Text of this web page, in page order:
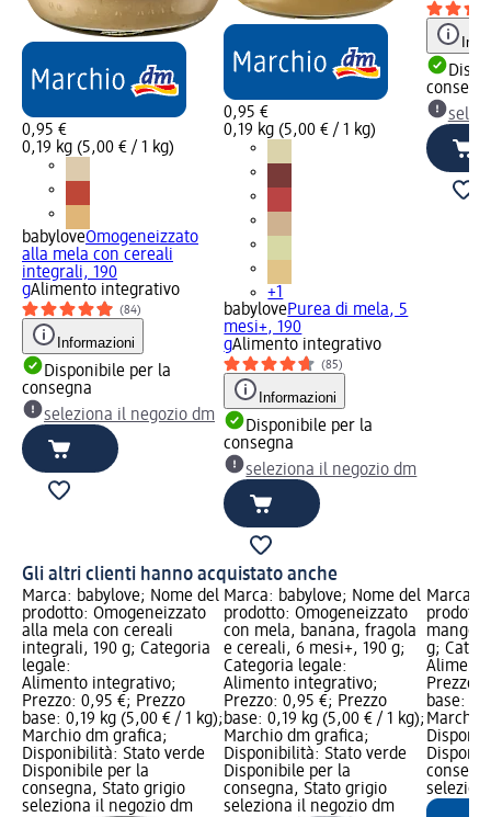
0,95 €
0,19 kg (5,00 € / 1 kg)
babyloveOmogeneizzato
alla mela con cereali
integrali, 190
gAlimento integrativo
(84)
Informazioni
Disponibile per la
consegna
seleziona il negozio dm
0,95 €
0,19 kg (5,00 € / 1 kg)
+1
babylovePurea di mela, 5
mesi+, 190
gAlimento integrativo
(85)
Informazioni
Disponibile per la
consegna
seleziona il negozio dm
Gli altri clienti hanno acquistato anche
Marca: babylove; Nome del
prodotto: Omogeneizzato
alla mela con cereali
integrali, 190 g; Categoria
legale:
Alimento integrativo;
Prezzo: 0,95 €; Prezzo
base: 0,19 kg (5,00 € / 1 kg);
Marchio dm grafica;
Disponibilità: Stato verde
Disponibile per la
consegna, Stato grigio
seleziona il negozio dm
Marca: babylove; Nome del
prodotto: Omogeneizzato
con mela, banana, fragola
e cereali, 6 mesi+, 190 g;
Categoria legale:
Alimento integrativo;
Prezzo: 0,95 €; Prezzo
base: 0,19 kg (5,00 € / 1 kg);
Marchio dm grafica;
Disponibilità: Stato verde
Disponibile per la
consegna, Stato grigio
seleziona il negozio dm
Marca:
mango
g;
Prezzo:
base:
Marchio